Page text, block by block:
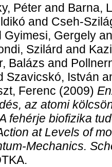
Péter and Barna,
and Cseh-
Gyimesi, Gergely
Szilárd and
Balázs and
Szavicskó, István
Ferenc (2009)
az atomi
fehérje biofizika
at Levels of
Mechanics.